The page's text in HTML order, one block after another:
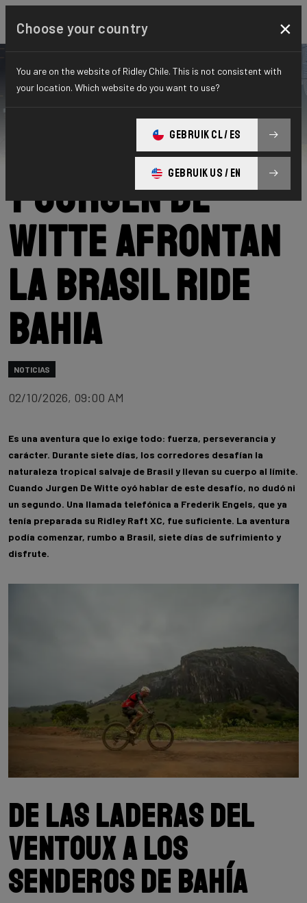
Category: Noticias
Frederik Engels
y Jurgen De
Witte afrontan
la Brasil Ride
Bahia
NOTICIAS
02/10/2026, 09:00 AM
Es una aventura que lo exige todo: fuerza, perseverancia y
carácter. Durante siete días, los corredores desafían la
naturaleza tropical salvaje de Brasil y llevan su cuerpo al límite.
Cuando Jurgen De Witte oyó hablar de este desafío, no dudó ni
un segundo. Una llamada telefónica a Frederik Engels, que ya
tenía preparada su Ridley Raft XC, fue suficiente. La aventura
podía comenzar, rumbo a Brasil, siete días de sufrimiento y
disfrute.
De las laderas del
Ventoux a los
senderos de Bahía
Choose your country ×
You are on the website of Ridley Chile. This is not consistent with
your location. Which website do you want to use?
GEBRUIK CL / ES
GEBRUIK US / EN